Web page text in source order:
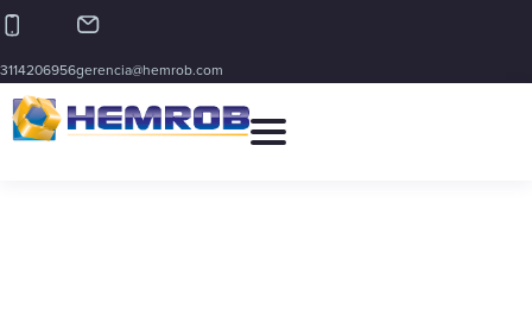
3114206956gerencia@hemrob.com